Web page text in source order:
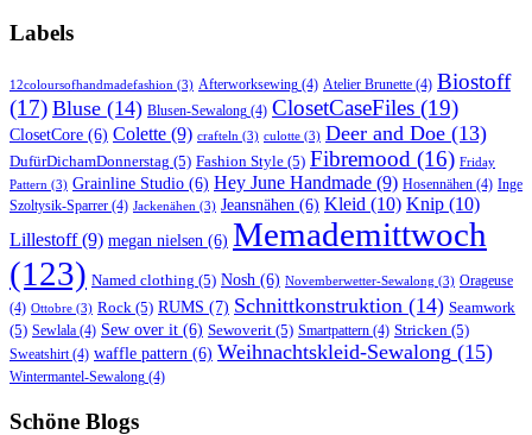
Labels
12coloursofhandmadefashion (3) Afterworksewing (4) Atelier Brunette (4) Biostoff
(17) Bluse (14) Blusen-Sewalong (4) ClosetCaseFiles (19)
ClosetCore (6) Colette (9) crafteln (3) culotte (3) Deer and Doe (13)
DufürDichamDonnerstag (5) Fashion Style (5) Fibremood (16) Friday
Pattern (3) Grainline Studio (6) Hey June Handmade (9) Hosennähen (4) Inge
Szoltysik-Sparrer (4) Jackenähen (3) Jeansnähen (6) Kleid (10) Knip (10)
Lillestoff(9) megan nielsen (6) Memademittwoch
(123) Named clothing (5) Nosh (6) Novemberwetter-Sewalong (3) Orageuse
(4) Ottobre (3) Rock (5) RUMS (7) Schnittkonstruktion (14) Seamwork
(5) Sewlala (4) Sew over it (6) Sewoverit (5) Smartpattern (4) Stricken (5)
Sweatshirt(4) waffle pattern (6) Weihnachtskleid-Sewalong (15)
Wintermantel-Sewalong (4)
Schöne Blogs